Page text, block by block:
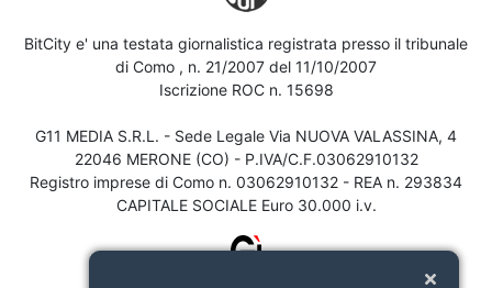
BitCity e' una testata giornalistica registrata presso il tribunale
di Como , n. 21/2007 del 11/10/2007
Iscrizione ROC n. 15698
G11 MEDIA S.R.L. - Sede Legale Via NUOVA VALASSINA, 4
22046 MERONE (CO) - P.IVA/C.F.03062910132
Registro imprese di Como n. 03062910132 - REA n. 293834
CAPITALE SOCIALE Euro 30.000 i.v.